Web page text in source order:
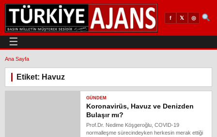
f 𝕏 ◎
☰
Ana Sayfa
Etiket: Havuz
GÜNDEM
Koronavirüs, Havuz ve Denizden
Bulaşır mı?
Prof.Dr. Nedime Köşgeroğlu, COVID-19
normalleşme sürecindeyken herkesin merak ettiği